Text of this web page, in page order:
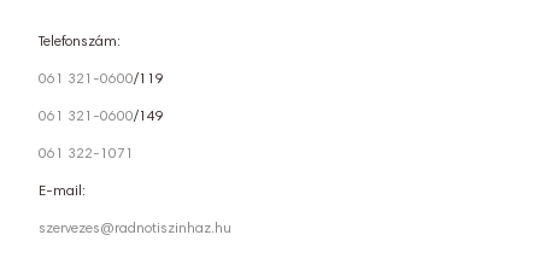
Telefonszám:
061 321-0600/119
061 321-0600/149
061 322-1071
E-mail:
szervezes@radnotiszinhaz.hu